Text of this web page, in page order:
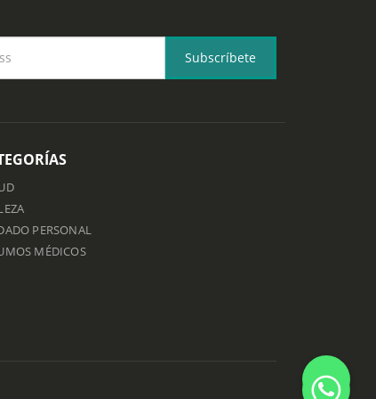
PERSONAL
MÉDICOS